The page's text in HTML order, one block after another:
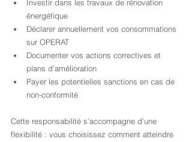
Investir dans les travaux de rénovation
énergétique
Déclarer annuellement vos consommations
sur OPERAT
Documenter vos actions correctives et
plans d’amélioration
Payer les potentielles sanctions en cas de
non-conformité
Cette responsabilité s’accompagne d’une
flexibilité : vous choisissez comment atteindre